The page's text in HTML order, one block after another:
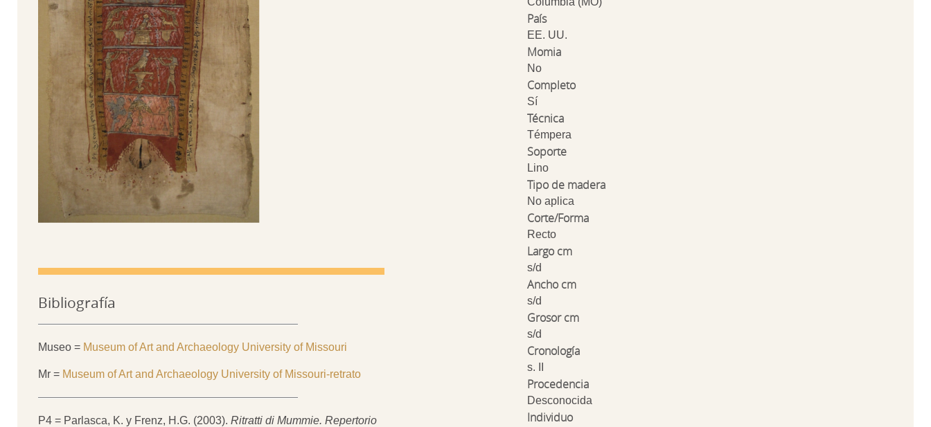
Bibliografía
Museo = Museum of Art and Archaeology University of Missouri
Mr = Museum of Art and Archaeology University of Missouri-retrato
P4 = Parlasca, K. y Frenz, H.G. (2003). Ritratti di Mummie. Repertorio
País
EE. UU.
Momia
No
Completo
Sí
Técnica
Témpera
Soporte
Lino
Tipo de madera
No aplica
Corte/Forma
Recto
Largo cm
s/d
Ancho cm
s/d
Grosor cm
s/d
Cronología
s. II
Procedencia
Desconocida
Individuo